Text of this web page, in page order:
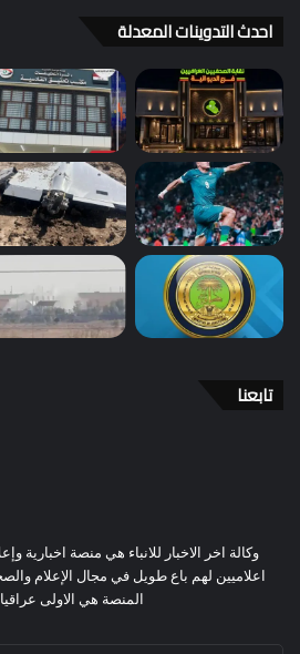
احدث التدوينات المعدلة
تابعنا
وكالة اخر الاخبار للانباء هي منصة اخبارية
اعلاميين لهم باع طويل في مجال الإعلام
المنصة هي الاولى